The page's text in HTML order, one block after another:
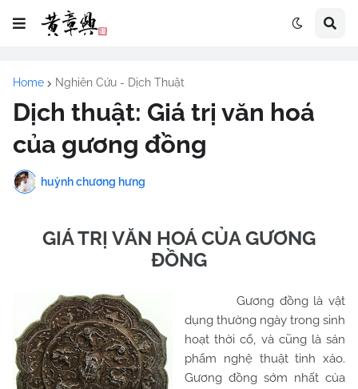
Home Nghiên Cứu - Dịch Thuật
Dịch thuật: Giá trị văn hoá
của gương đồng
huỳnh chương hưng
GIÁ TRỊ VĂN HOÁ CỦA GƯƠNG
ĐỒNG
Gương đồng là vật
dụng thường ngày trong sinh
hoạt thời cổ, và cũng là sản
phẩm nghệ thuật tinh xảo.
Gương đồng sớm nhất của